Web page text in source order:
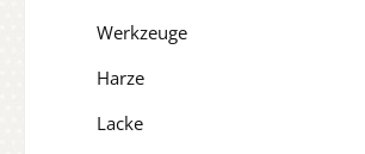
Werkzeuge
Harze
Lacke